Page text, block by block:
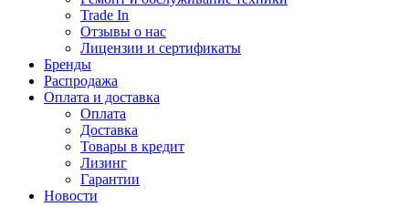
Trade In
Отзывы о нас
Лицензии и сертификаты
Бренды
Распродажа
Оплата и доставка
Оплата
Доставка
Товары в кредит
Лизинг
Гарантии
Новости